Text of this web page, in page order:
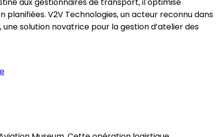
V2V Technologies, un acteur reconnu dans
solution novatrice pour la gestion d’atelier des